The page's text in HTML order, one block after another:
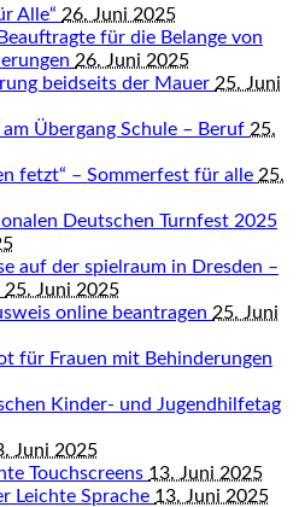
Alle“ 26. Juni 2025
für die Belange von
26. Juni 2025
beidseits der Mauer 25. Juni
Übergang Schule – Beruf 25.
fetzt“ – Sommerfest für alle 25.
Deutschen Turnfest 2025
auf der spielraum in Dresden –
25. Juni 2025
online beantragen 25. Juni
für Frauen mit Behinderungen
Kinder- und Jugendhilfetag
Juni 2025
Touchscreens 13. Juni 2025
Leichte Sprache 13. Juni 2025